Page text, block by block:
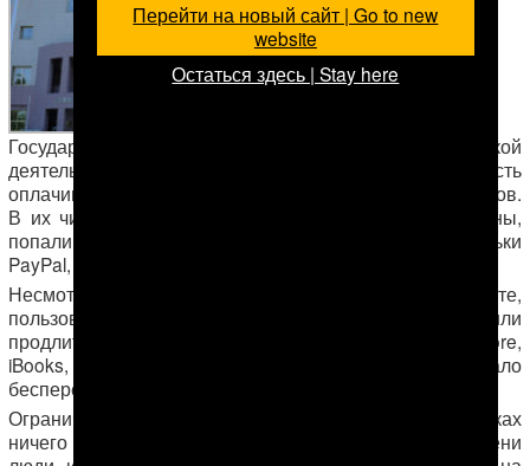
Государственный банк внешнеэкономической
деятельности Туркменистана приостановил возможность
оплачивать услуги различных международных сервисов.
В их число, по сообщениям источников внутри страны,
попали платные услуги Apple, а также онлайн кошельки
PayPal, Kiwi, Webmoney и Яндекс-деньги.
Несмотря на наличие достаточных средств на карте,
пользователи сообщают, что попытки купить или
продлить оплату услуг сервисов Apple (iTunes, App Store,
iBooks, iMovie) отклоняются, хотя раньше все работало
бесперебойно.
Ограничения наблюдаются с начала февраля. В банках
ничего внятного сказать не могут. С этого же времени
Перейти на новый сайт | Go to new
website
Остаться здесь | Stay here